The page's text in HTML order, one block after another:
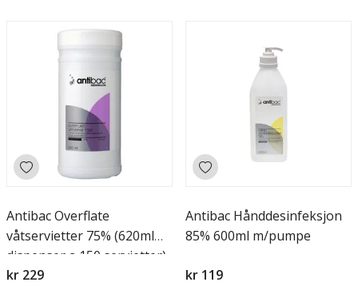
Antibac Overflate
våtservietter 75% (620ml
dispenser a 150 servietter)
kr 229
Antibac Hånddesinfeksjon
85% 600ml m/pumpe
kr 119